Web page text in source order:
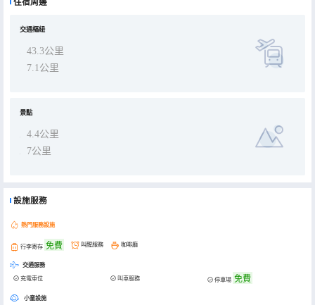
交通樞紐
43.3公里
7.1公里
景點
4.4公里
7公里
設施服務
熱門服務設施
行李寄存 免費 叫醒服務 咖啡廳
交通服務
充電車位 叫車服務 停車場 免費
小童設施